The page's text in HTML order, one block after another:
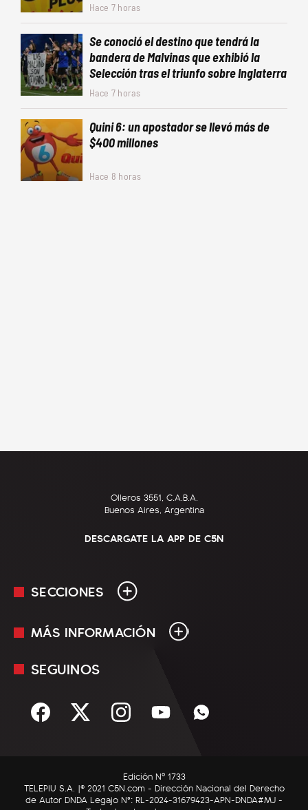
Hace 7 horas
Se conoció el destino que tendrá la
bandera de Malvinas que exhibió la
Selección tras el triunfo sobre Inglaterra
Hace 7 horas
Quini 6: un apostador se llevó más de
$400 millones
Hace 8 horas
Olleros 3551, C.A.B.A.
Buenos Aires, Argentina
DESCARGATE LA APP DE C5N
SECCIONES
En Vivo
Sociedad
C5N Autos
MÁS INFORMACIÓN
Mediakit
Términos y condiciones
SEGUINOS
Edición Nº 1733
TELEPIU S.A. |© 2021 C5N.com - Dirección Nacional del Derecho
de Autor DNDA Legajo N°: RL-2024-31679423-APN-DNDA#MJ -